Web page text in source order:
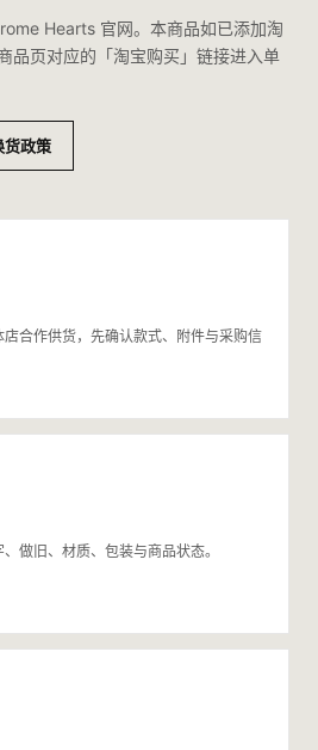
Hearts 官网。本商品如已添加淘
品页对应的「淘宝购买」链接进入单
货政策
合作供货，先确认款式、附件与采购信
做旧、材质、包装与商品状态。